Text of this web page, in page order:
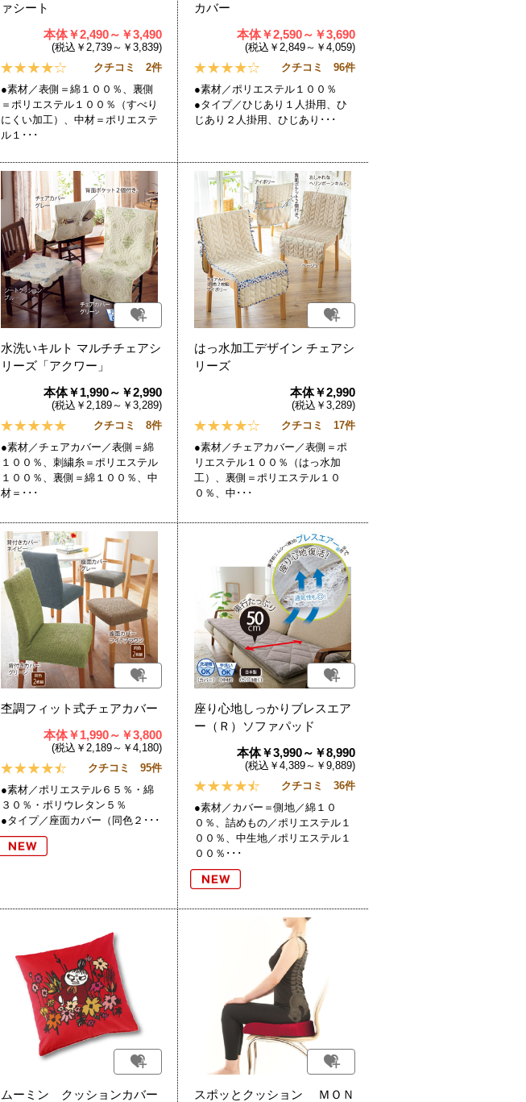
ァシート
本体￥2,490～￥3,490
(税込￥2,739～￥3,839)
クチコミ 2件
●素材／表側＝綿１００％、裏側
＝ポリエステル１００％（すべり
にくい加工）、中材＝ポリエステ
ル１･･･
カバー
本体￥2,590～￥3,690
(税込￥2,849～￥4,059)
クチコミ 96件
●素材／ポリエステル１００％
●タイプ／ひじあり１人掛用、ひ
じあり２人掛用、ひじあり･･･
水洗いキルト マルチチェアシ
リーズ「アクワー」
本体￥1,990～￥2,990
(税込￥2,189～￥3,289)
クチコミ 8件
●素材／チェアカバー／表側＝綿
１００％、刺繍糸＝ポリエステル
１００％、裏側＝綿１００％、中
材＝･･･
はっ水加工デザイン チェアシ
リーズ
本体￥2,990
(税込￥3,289)
クチコミ 17件
●素材／チェアカバー／表側＝ポ
リエステル１００％（はっ水加
工）、裏側＝ポリエステル１０
０％、中･･･
杢調フィット式チェアカバー
本体￥1,990～￥3,800
(税込￥2,189～￥4,180)
クチコミ 95件
●素材／ポリエステル６５％・綿
３０％・ポリウレタン５％
●タイプ／座面カバー（同色２･･･
座り心地しっかりブレスエア
ー（Ｒ）ソファパッド
本体￥3,990～￥8,990
(税込￥4,389～￥9,889)
クチコミ 36件
●素材／カバー＝側地／綿１０
０％、詰めもの／ポリエステル１
００％、中生地／ポリエステル１
００％･･･
ムーミン クッションカバー スポッとクッション ＭＯＮ